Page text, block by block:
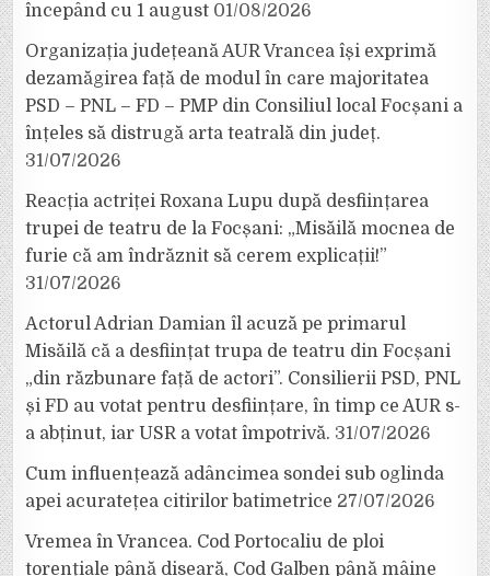
începând cu 1 august 01/08/2026
Organizația județeană AUR Vrancea își exprimă
dezamăgirea față de modul în care majoritatea
PSD – PNL – FD – PMP din Consiliul local Focșani a
înțeles să distrugă arta teatrală din județ.
31/07/2026
Reacția actriței Roxana Lupu după desființarea
trupei de teatru de la Focșani: „Misăilă mocnea de
furie că am îndrăznit să cerem explicații!”
31/07/2026
Actorul Adrian Damian îl acuză pe primarul
Misăilă că a desființat trupa de teatru din Focșani
„din răzbunare față de actori”. Consilierii PSD, PNL
și FD au votat pentru desființare, în timp ce AUR s-
a abținut, iar USR a votat împotrivă. 31/07/2026
Cum influențează adâncimea sondei sub oglinda
apei acuratețea citirilor batimetrice 27/07/2026
Vremea în Vrancea. Cod Portocaliu de ploi
torențiale până diseară, Cod Galben până mâine